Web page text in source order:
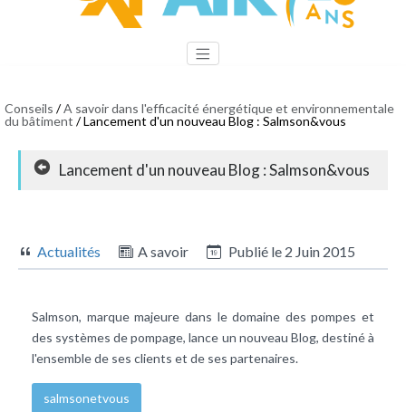
Conseils /A savoir dans l'efficacité énergétique et environnementale
du bâtiment / Lancement d'un nouveau Blog : Salmson&vous
Lancement d'un nouveau Blog : Salmson&vous
Actualités A savoir Publié le 2 Juin 2015
Salmson, marque majeure dans le domaine des pompes et
des systèmes de pompage, lance un nouveau Blog, destiné à
l'ensemble de ses clients et de ses partenaires.
salmsonetvous